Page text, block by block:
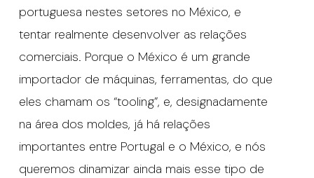
portuguesa nestes setores no México, e
tentar realmente desenvolver as relações
comerciais. Porque o México é um grande
importador de máquinas, ferramentas, do que
eles chamam os “tooling”, e, designadamente
na área dos moldes, já há relações
importantes entre Portugal e o México, e nós
queremos dinamizar ainda mais esse tipo de